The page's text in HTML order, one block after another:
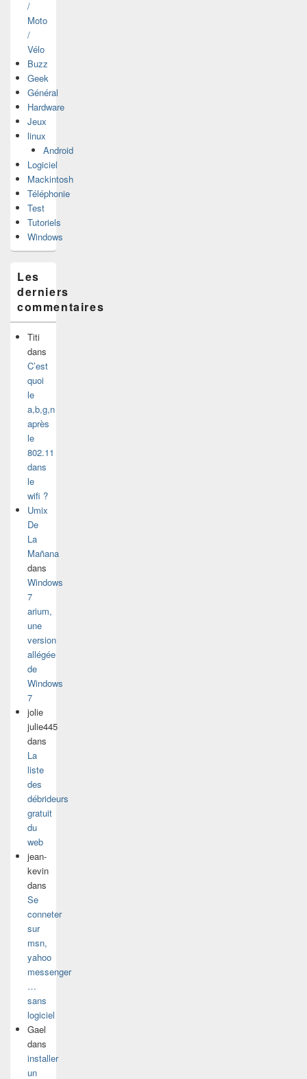
/
Moto
/
Vélo
Buzz
Geek
Général
Hardware
Jeux
linux
Android
Logiciel
Mackintosh
Téléphonie
Test
Tutoriels
Windows
Les
derniers
commentaires
Titi
dans
C’est
quoi
le
a,b,g,n
après
le
802.11
dans
le
wifi ?
Umix
De
La
Mañana
dans
Windows
7
arium,
une
version
allégée
de
Windows
7
jolie
julie445
dans
La
liste
des
débrideurs
gratuit
du
web
jean-
kevin
dans
Se
conneter
sur
msn,
yahoo
messenger
…
sans
logiciel
Gael
dans
installer
un